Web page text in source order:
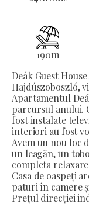
190m
Deák Guest
Hajdúszoboszló,
Apartamentul
parcursul anului.
fost instalate
interiori au fost
Avem un nou loc
un leagăn, un
completa
Casa de oaspeți
paturi în camere
Prețul direcției